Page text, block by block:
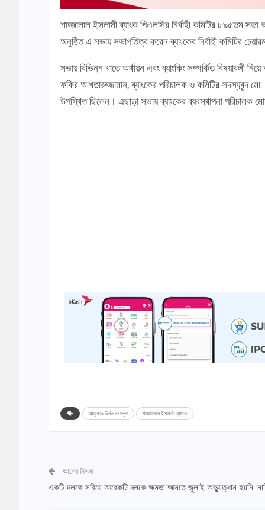
শাহ্জালাল ইসলামী ব্যাংক পিএলসির নির্বাহী কমিটির ৮৯৫তম সভা
অনুষ্ঠিত এ সভায় সভাপতিত্ব করেন ব্যাংকের নির্বাহী কমিটির
সভায় বিভিন্ন খাতে অর্থায়ন এবং ব্যাংকিং সম্পর্কিত বিষয়াবলী
ফকির আখতারুজ্জামান, ব্যাংকের পরিচালক ও কমিটির সদস্যবৃন্দ
উপস্থিত ছিলেন। এছাড়া সভায় ব্যাংকের ব্যবস্থাপনা
আক্কাচ উদ্দিন মোল্লা শাহ্জালাল ইসলামী ব্যাংক
আগের নিউজ
একটি দলকে সরিয়ে আরেকটি দলকে ক্ষমতা আনতে জুলাই অভ্যুত্থান হয়নি: